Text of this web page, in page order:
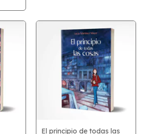
El principio de todas las